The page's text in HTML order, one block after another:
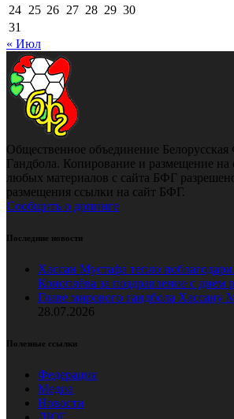
24 25 26 27 28 29 30
31
« Июл
Общественное объединение Белорусская
Гандбола. Копирование и размещение на
любых материалов с сайта БФГ
размещения ссылки на сайт БФГ.
Сообщить о допинге
Последние новости
Хассан Мустафа тепло
Коноплёва за поздравление с днем
Главе мирового гандбола Хассану
28.07.2026
Полезные ссылки
Федерация
Медиа
Новости